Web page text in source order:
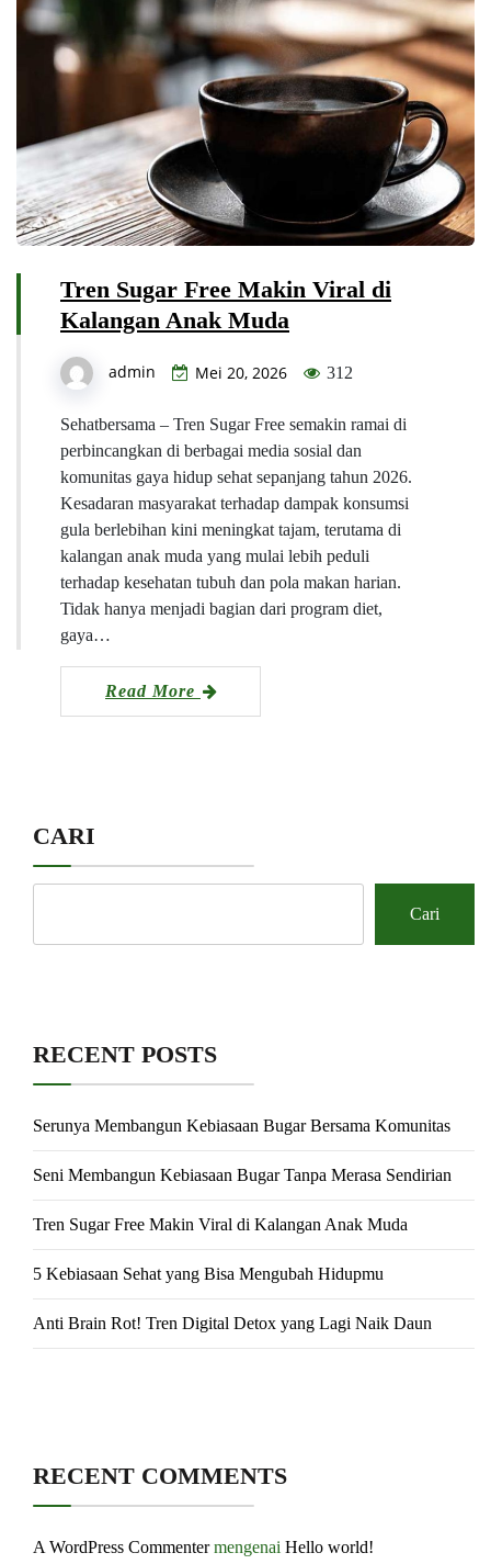
Tren Sugar Free Makin Viral di
Kalangan Anak Muda
admin Mei 20, 2026 312
Sehatbersama – Tren Sugar Free semakin ramai di
perbincangkan di berbagai media sosial dan
komunitas gaya hidup sehat sepanjang tahun 2026.
Kesadaran masyarakat terhadap dampak konsumsi
gula berlebihan kini meningkat tajam, terutama di
kalangan anak muda yang mulai lebih peduli
terhadap kesehatan tubuh dan pola makan harian.
Tidak hanya menjadi bagian dari program diet,
gaya…
Read More
CARI
Cari
RECENT POSTS
Serunya Membangun Kebiasaan Bugar Bersama Komunitas
Seni Membangun Kebiasaan Bugar Tanpa Merasa Sendirian
Tren Sugar Free Makin Viral di Kalangan Anak Muda
5 Kebiasaan Sehat yang Bisa Mengubah Hidupmu
Anti Brain Rot! Tren Digital Detox yang Lagi Naik Daun
RECENT COMMENTS
A WordPress Commentermengenai Hello world!